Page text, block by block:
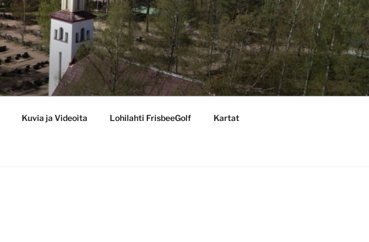
Kuvia ja Videoita Lohilahti FrisbeeGolf Kartat